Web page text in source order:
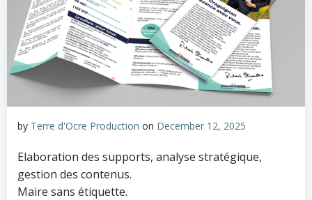
by Terre d'Ocre Production on December 12, 2025
Elaboration des supports, analyse stratégique,
gestion des contenus.
Maire sans étiquette.